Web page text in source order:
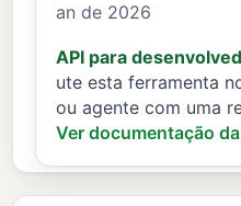
an de 2026
API para
ute esta ferramenta
ou agente com uma
Ver documentação